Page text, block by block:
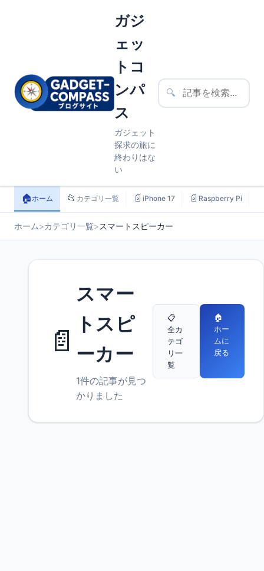
ガジ
ェッ
トコ
ンパ
ス
ガジェット
探求の旅に
終わりはな
い
🔍
🏠ホーム 📂 カテゴリ一覧 📄 iPhone 17 📄 Raspberry Pi
ホーム>カテゴリ一覧>スマートスピーカー
📄
スマー
トスピ
ーカー
1件の記事が見つ
かりました
📋
全カ
テゴ
リ一
覧
🏠
ホー
ムに
戻る